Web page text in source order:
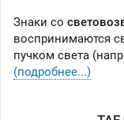
Знаки со
воспринимаются
пучком света
(подробнее...)